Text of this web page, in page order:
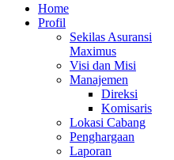
Home
Profil
Sekilas Asuransi
Maximus
Visi dan Misi
Manajemen
Direksi
Komisaris
Lokasi Cabang
Penghargaan
Laporan